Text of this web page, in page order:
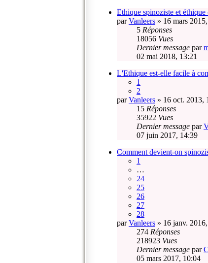
Ethique spinoziste et éthique
parVanleers » 16 mars
5 Réponses
18056 Vues
Dernier message par
02 mai 2018, 13:21
L'Ethique est-elle facile à
1
2
parVanleers » 16 oct. 2013,
15 Réponses
35922 Vues
Dernier message par
07 juin 2017, 14:39
Comment devient-on
1
…
24
25
26
27
28
parVanleers » 16 janv.
274 Réponses
218923 Vues
Dernier message par
05 mars 2017, 10:04